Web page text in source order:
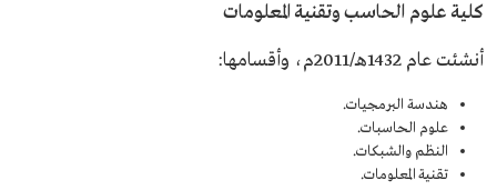
كلية علوم الحاسب وتقنية المعلومات
أنشئت عام 1432هـ/2011م، وأقسامها:
هندسة البرمجيات.
علوم الحاسبات.
النظم والشبكات.
تقنية المعلومات.